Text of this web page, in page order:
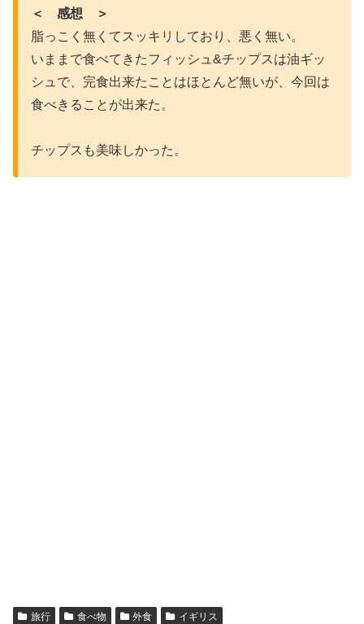
＜ 感想 ＞
脂っこく無くてスッキリしており、悪く無い。
いままで食べてきたフィッシュ&チップスは油ギッ
シュで、完食出来たことはほとんど無いが、今回は
食べきることが出来た。
チップスも美味しかった。
旅行 食べ物 外食 イギリス